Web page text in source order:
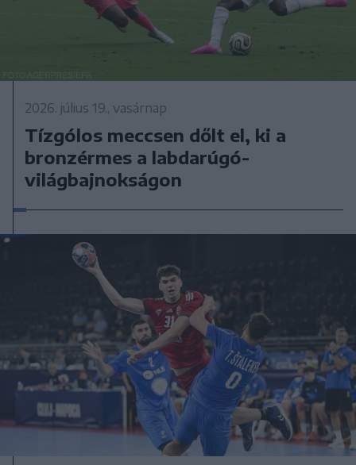
2026. július 19., vasárnap
Tízgólos meccsen dőlt el, ki a
bronzérmes a labdarúgó-
világbajnokságon